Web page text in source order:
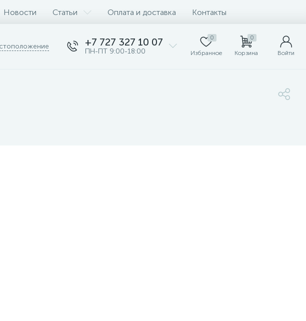
Новости Статьи Оплата и доставка Контакты
+7 727 327 10 07
ПН-ПТ 9:00-18:00
0
Избранное
0
Корзина Войти